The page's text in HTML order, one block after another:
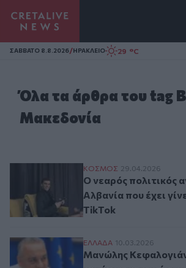
Homepage
ΣAΒΒΑΤΟ 8.8.2026/ΗΡΑΚΛΕΙΟ 29 °C
Όλα τα άρθρα του tag
Μακεδονία
Ο νεαρός πολιτικός
ΚΟΣΜΟΣ 29.04.2026
Ο νεαρός πολιτικός
Αλβανία που έχει
TikTok
Μανώλης
ΕΛΛAΔΑ 10.03.2026
Μανώλης